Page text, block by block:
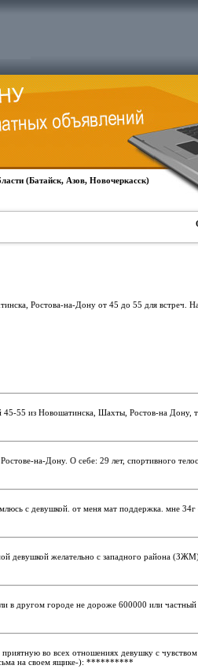
(Батайск, Азов, Новочеркасск)
Ростова-на-Дону от 45 до 55 для встреч.
55 из Новошатинска, Шахты, Ростов-на Дону,
на-Дону. О себе: 29 лет, спортивного
с девушкой. от меня мат поддержка. мне
девушкой желательно с западного района
в другом городе не дороже 600000 или частный
во всех отношениях девушку с
на своем ящике-): **********